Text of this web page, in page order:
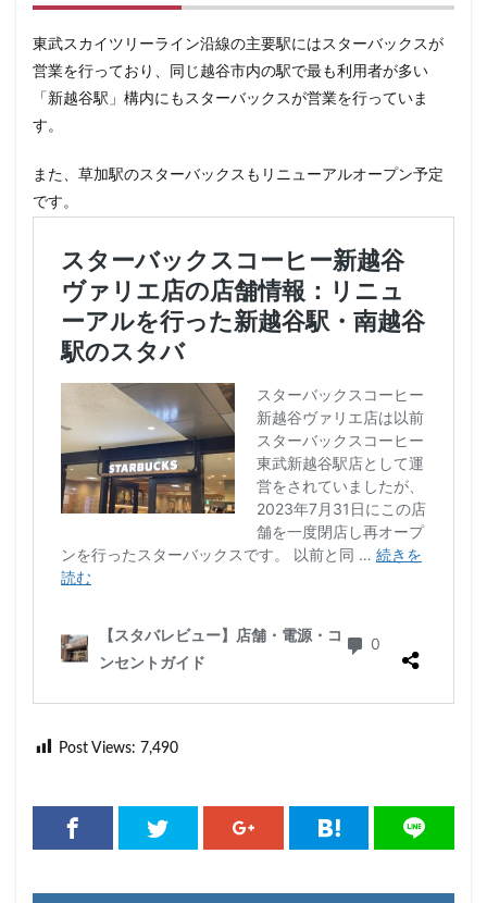
東武スカイツリーライン沿線の主要駅にはスターバックスが
営業を行っており、同じ越谷市内の駅で最も利用者が多い
「新越谷駅」構内にもスターバックスが営業を行っていま
す。
また、草加駅のスターバックスもリニューアルオープン予定
です。
Post Views: 7,490